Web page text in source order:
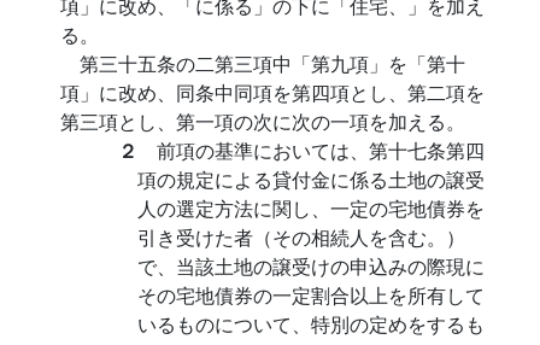
る。
第三十五条の二第三項中「第九項」を「第十
項」に改め、同条中同項を第四項とし、第二項を
第三項とし、第一項の次に次の一項を加える。
２ 前項の基準においては、第十七条第四
項の規定による貸付金に係る土地の譲受
人の選定方法に関し、一定の宅地債券を
引き受けた者（その相続人を含む。）
で、当該土地の譲受けの申込みの際現に
その宅地債券の一定割合以上を所有して
いるものについて、特別の定めをするも